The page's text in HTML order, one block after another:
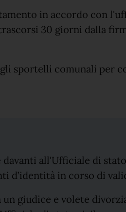
in accordo con
30 giorni dalla
sportelli comunali per
davanti all'Ufficiale di
d’identità in corso di
un giudice e volete